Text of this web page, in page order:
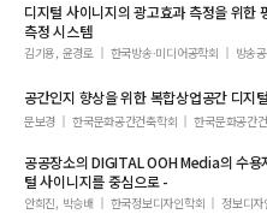
디지털 사이니지의 광고효과 측정을 위한
측정 시스템
김기용, 윤경로 한국방송∙미디어공학회 방송
공간인지 향상을 위한 복합상업공간 디지털
문보경 한국문화공간건축학회 한국문화공간
공공장소의 DIGITAL OOH Media의 수용
털 사이니지를 중심으로 -
안희진, 박승배 한국정보디자인학회 정보디